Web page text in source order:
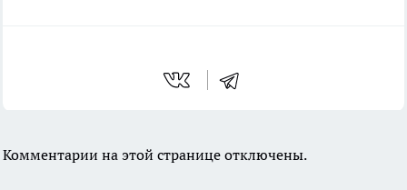
Комментарии на этой странице отключены.